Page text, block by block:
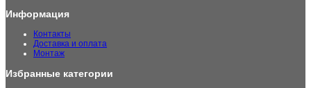
Информация
Контакты
Доставка и оплата
Монтаж
Избранные категории